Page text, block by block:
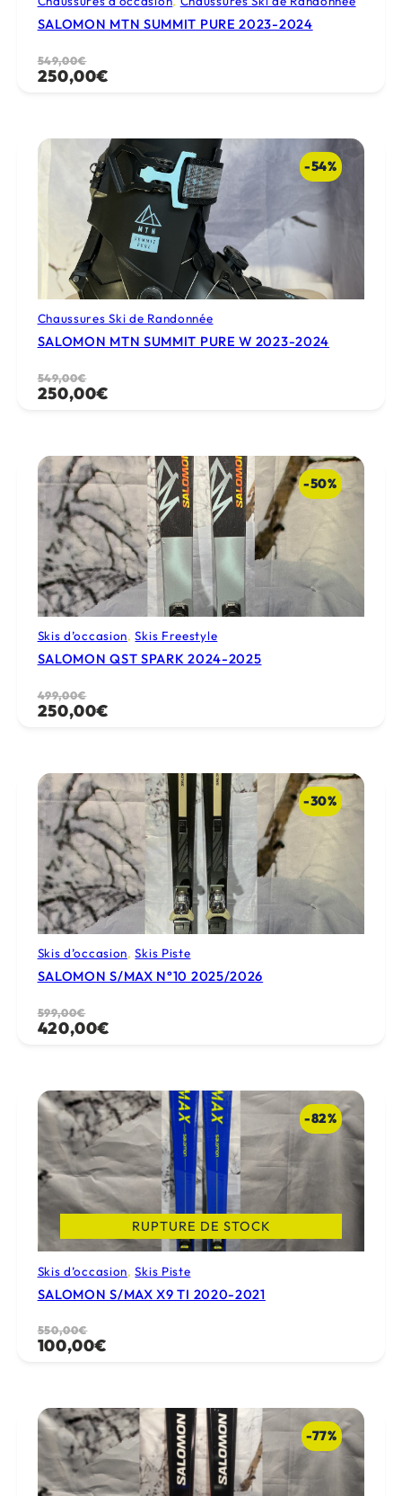
SALOMON MTN SUMMIT PURE 2023-2024
549,00€
Le
prix
549,00€.
250,00€
Le
prix
250,00€.
-54%
Chaussures Ski de Randonnée
SALOMON MTN SUMMIT PURE W 2023-2024
549,00€
Le
prix
549,00€.
250,00€
Le
prix
250,00€.
-50%
Skis d’occasion, Skis Freestyle
SALOMON QST SPARK 2024-2025
499,00€
Le
prix
499,00€.
250,00€
Le
prix
250,00€.
-30%
Skis d’occasion, Skis Piste
SALOMON S/MAX N°10 2025/2026
599,00€
Le
prix
599,00€.
420,00€
Le
prix
420,00€.
-82%
RUPTURE DE STOCK
Skis d’occasion, Skis Piste
SALOMON S/MAX X9 TI 2020-2021
550,00€
Le
prix
550,00€.
100,00€
Le
prix
100,00€.
-77%